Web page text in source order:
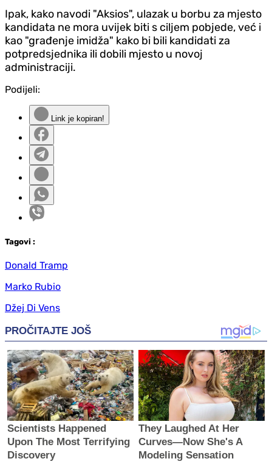
Ipak, kako navodi "Aksios", ulazak u borbu za mjesto
kandidata ne mora uvijek biti s ciljem pobjede, već i
kao "građenje imidža" kako bi bili kandidati za
potpredsjednika ili dobili mjesto u novoj
administraciji.
Podijeli:
Link je kopiran!
Tagovi :
Donald Tramp
Marko Rubio
Džej Di Vens